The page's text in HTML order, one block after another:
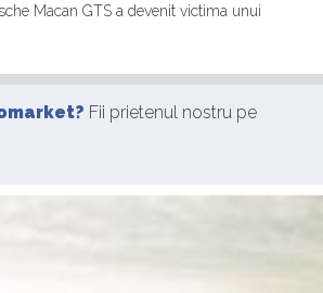
Macan GTS a devenit victima unui
Fii prietenul nostru pe